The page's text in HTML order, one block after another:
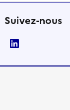
Suivez-nous